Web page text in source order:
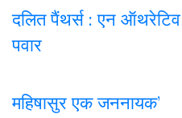
दलित पैंथर्स : एन
पवार
महिषासुर एक जननायक’